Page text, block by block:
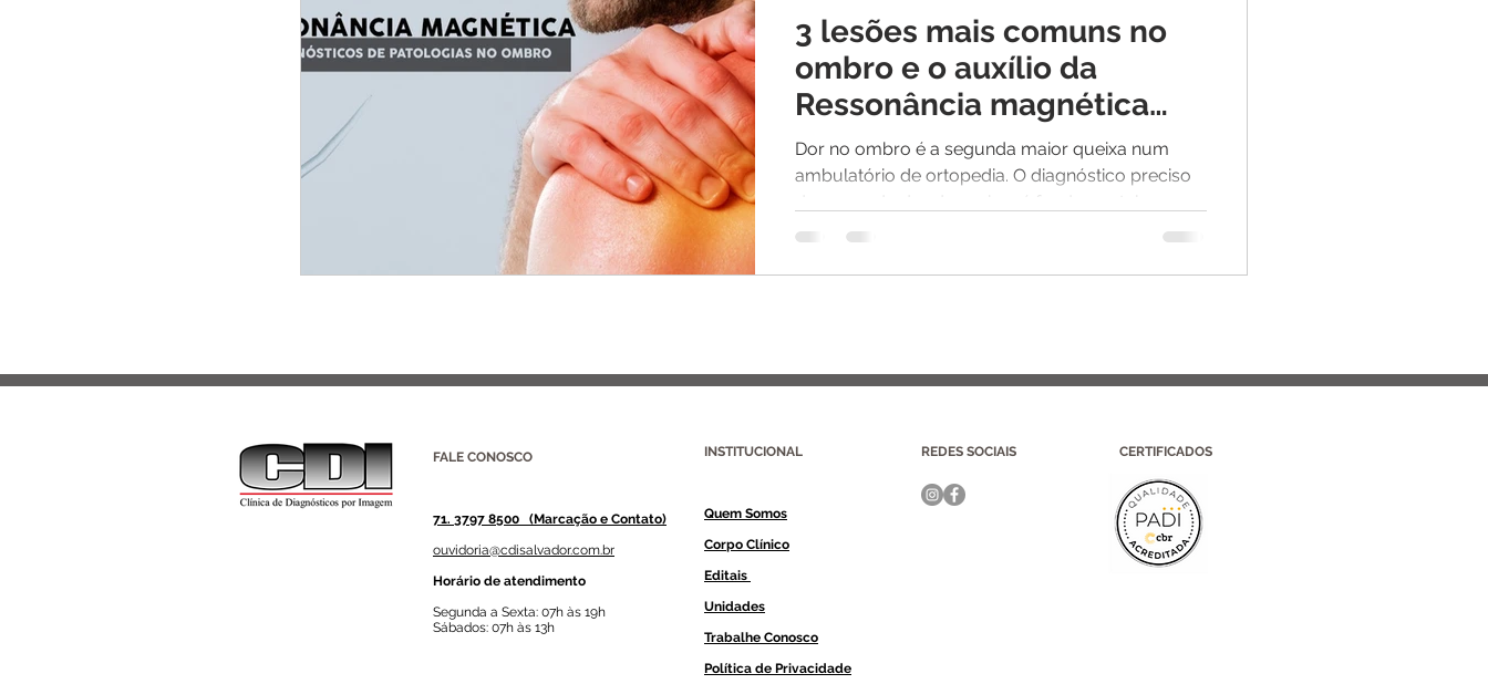
3 lesões mais comuns no
ombro e o auxílio da
Ressonância magnética
para diagnóstico
Dor no ombro é a segunda maior queixa num
ambulatório de ortopedia. O diagnóstico preciso
da causa da dor do ombro é fundamental para
seu...
FALE CONOSCO INSTITUCIONAL REDES SOCIAIS
71. 3797 8500 (Marcação e Contato)
ouvidoria@cdisalvador.com.br
Horário de atendimento
Segunda a Sexta: 07h às 19h
Sábados: 07h às 13h
Quem Somos
Corpo Clínico
Editais
Unidades
Trabalhe Conosco
Política de Privacidade
CERTIFICADOS